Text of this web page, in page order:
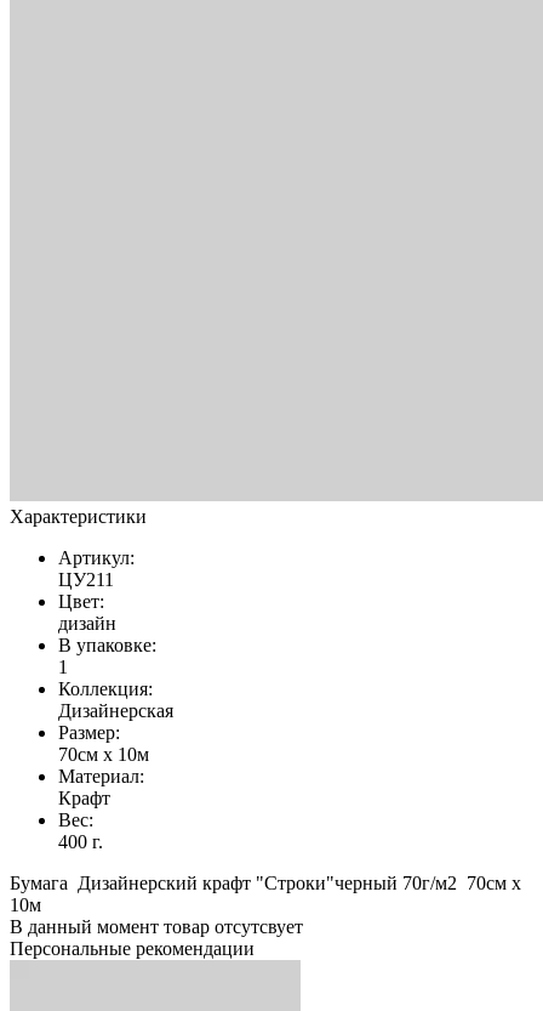
Характеристики
Артикул:
ЦУ211
Цвет:
дизайн
В упаковке:
1
Коллекция:
Дизайнерская
Размер:
70см х 10м
Материал:
Крафт
Вес:
400 г.
Бумага Дизайнерский крафт "Строки"черный 70г/м2 70см х
10м
В данный момент товар отсутсвует
Персональные рекомендации